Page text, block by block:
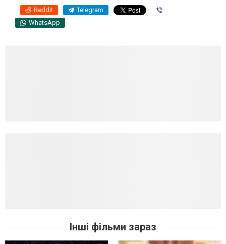
Reddit Telegram
WhatsApp
Інші фільми зараз